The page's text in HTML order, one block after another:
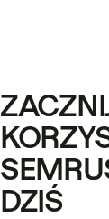
DZIŚ